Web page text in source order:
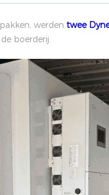
werden twee
boerderij.